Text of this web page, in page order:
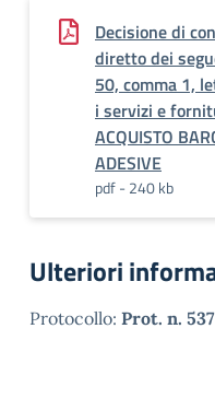
Decisione di
diretto dei
50, comma 1,
i servizi e
ACQUISTO
ADESIVE
pdf - 240 kb
Ulteriori
Protocollo: Prot. n. 537